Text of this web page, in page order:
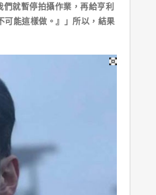
就暫停拍攝作業，再給亨利
能這樣做。』」所以，結果